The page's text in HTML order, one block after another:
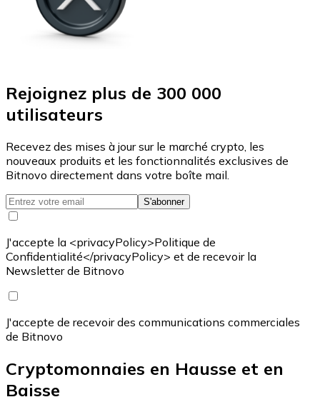
Rejoignez plus de 300 000
utilisateurs
Recevez des mises à jour sur le marché crypto, les
nouveaux produits et les fonctionnalités exclusives de
Bitnovo directement dans votre boîte mail.
S'abonner
J'accepte la <privacyPolicy>Politique de
Confidentialité</privacyPolicy> et de recevoir la
Newsletter de Bitnovo
J'accepte de recevoir des communications commerciales
de Bitnovo
Cryptomonnaies en Hausse et en
Baisse